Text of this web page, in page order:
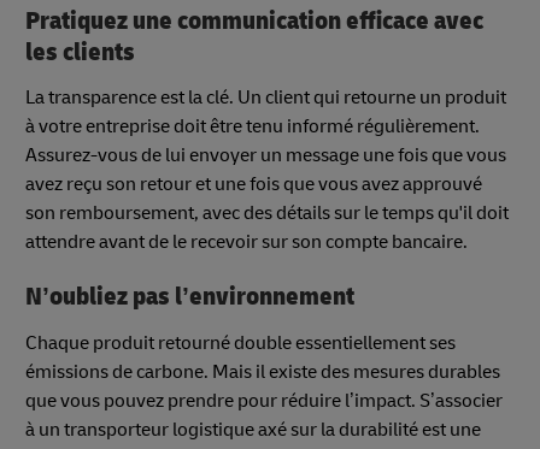
Pratiquez une communication efficace avec
les clients
La transparence est la clé. Un client qui retourne un produit
à votre entreprise doit être tenu informé régulièrement.
Assurez-vous de lui envoyer un message une fois que vous
avez reçu son retour et une fois que vous avez approuvé
son remboursement, avec des détails sur le temps qu'il doit
attendre avant de le recevoir sur son compte bancaire.
N’oubliez pas l’environnement
Chaque produit retourné double essentiellement ses
émissions de carbone. Mais il existe des mesures durables
que vous pouvez prendre pour réduire l’impact. S’associer
à un transporteur logistique axé sur la durabilité est une